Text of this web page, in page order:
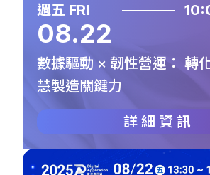
週五 FRI
08.22
數據驅動 × 韌性營運： 轉
慧製造關鍵力
詳細資訊